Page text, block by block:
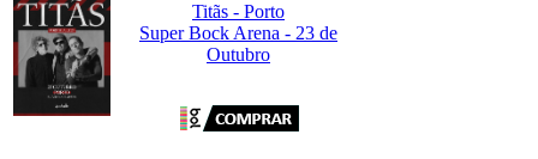
Titãs - Porto
Super Bock Arena - 23 de
Outubro